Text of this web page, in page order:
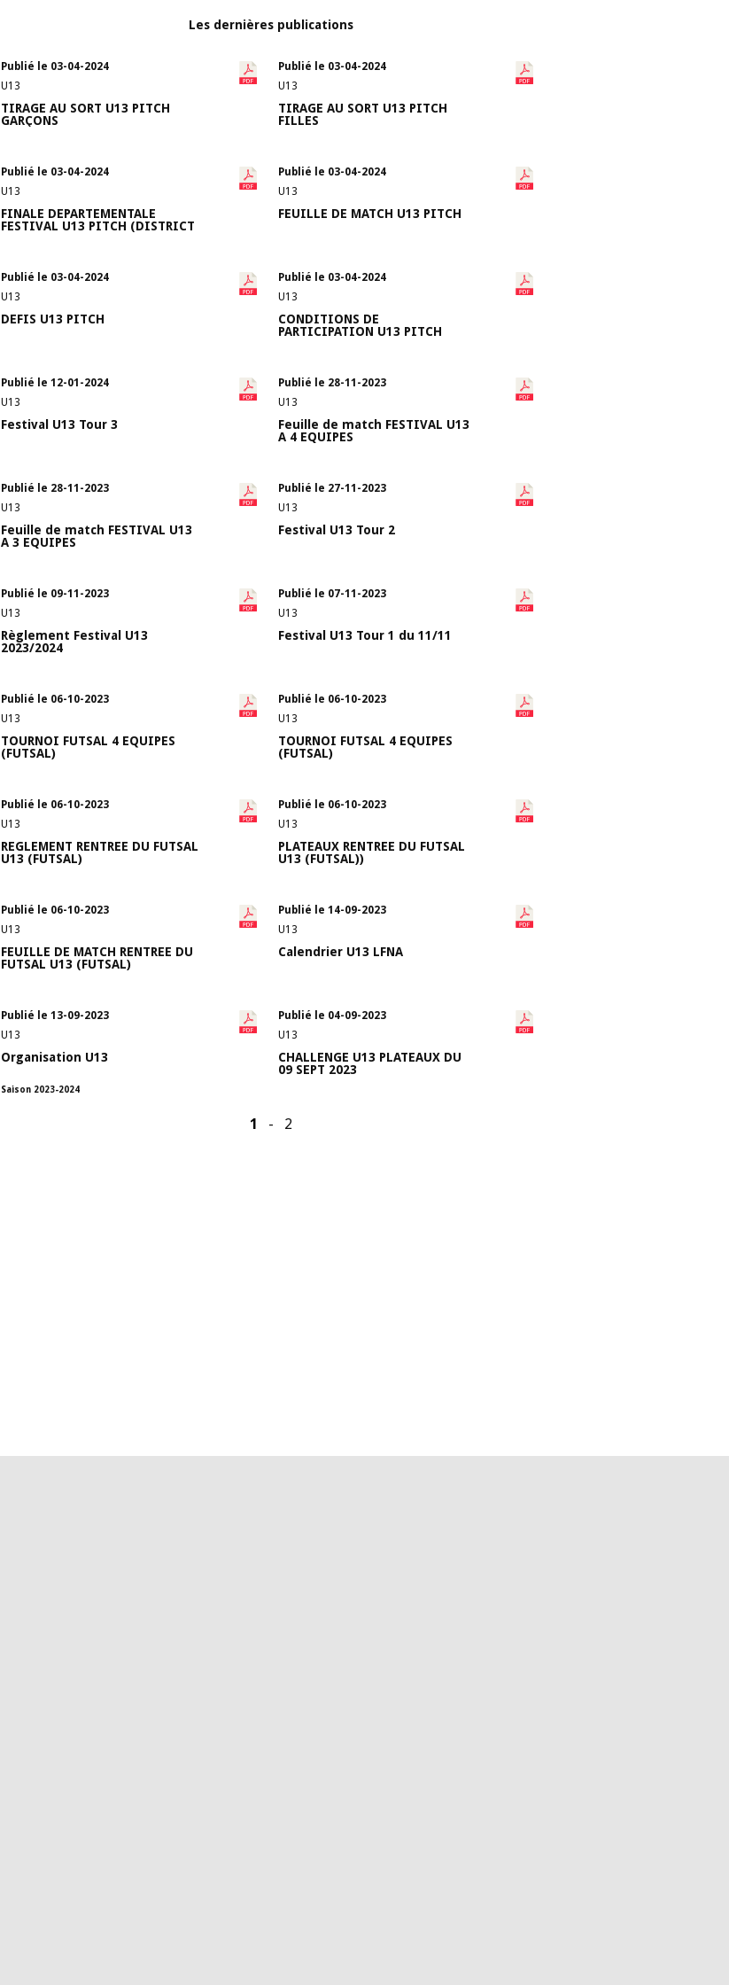
Les dernières publications
Publié le 03-04-2024
U13
TIRAGE AU SORT U13 PITCH
GARÇONS
Publié le 03-04-2024
U13
TIRAGE AU SORT U13 PITCH
FILLES
Publié le 03-04-2024
U13
FINALE DEPARTEMENTALE
FESTIVAL U13 PITCH (DISTRICT
Publié le 03-04-2024
U13
FEUILLE DE MATCH U13 PITCH
Publié le 03-04-2024
U13
DEFIS U13 PITCH
Publié le 03-04-2024
U13
CONDITIONS DE
PARTICIPATION U13 PITCH
Publié le 12-01-2024
U13
Festival U13 Tour 3
Publié le 28-11-2023
U13
Feuille de match FESTIVAL U13
A 4 EQUIPES
Publié le 28-11-2023
U13
Feuille de match FESTIVAL U13
A 3 EQUIPES
Publié le 27-11-2023
U13
Festival U13 Tour 2
Publié le 09-11-2023
U13
Règlement Festival U13
2023/2024
Publié le 07-11-2023
U13
Festival U13 Tour 1 du 11/11
Publié le 06-10-2023
U13
TOURNOI FUTSAL 4 EQUIPES
(FUTSAL)
Publié le 06-10-2023
U13
TOURNOI FUTSAL 4 EQUIPES
(FUTSAL)
Publié le 06-10-2023
U13
REGLEMENT RENTREE DU FUTSAL
U13 (FUTSAL)
Publié le 06-10-2023
U13
PLATEAUX RENTREE DU FUTSAL
U13 (FUTSAL))
Publié le 06-10-2023
U13
FEUILLE DE MATCH RENTREE DU
FUTSAL U13 (FUTSAL)
Publié le 14-09-2023
U13
Calendrier U13 LFNA
Publié le 13-09-2023
U13
Organisation U13
Saison 2023-2024
Publié le 04-09-2023
U13
CHALLENGE U13 PLATEAUX DU
09 SEPT 2023
1 - 2